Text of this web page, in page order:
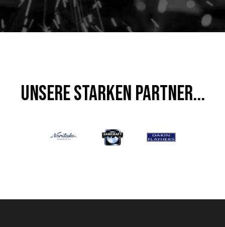
UNSERE STARKEN PARTNER...